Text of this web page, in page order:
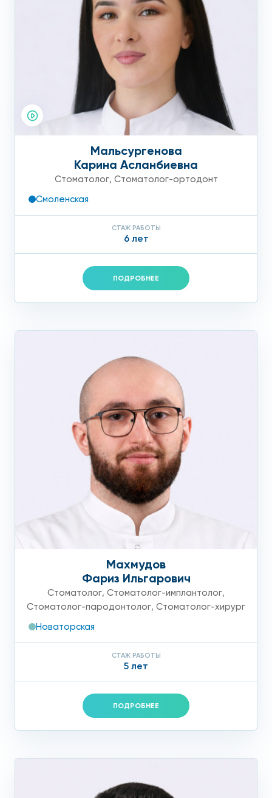
Мальсургенова
Карина Асланбиевна
Стоматолог, Стоматолог-ортодонт
Смоленская
СТАЖ РАБОТЫ
6 лет
ПОДРОБНЕЕ
Махмудов
Фариз Ильгарович
Стоматолог, Стоматолог-имплантолог,
Стоматолог-пародонтолог, Стоматолог-хирург
Новаторская
СТАЖ РАБОТЫ
5 лет
ПОДРОБНЕЕ